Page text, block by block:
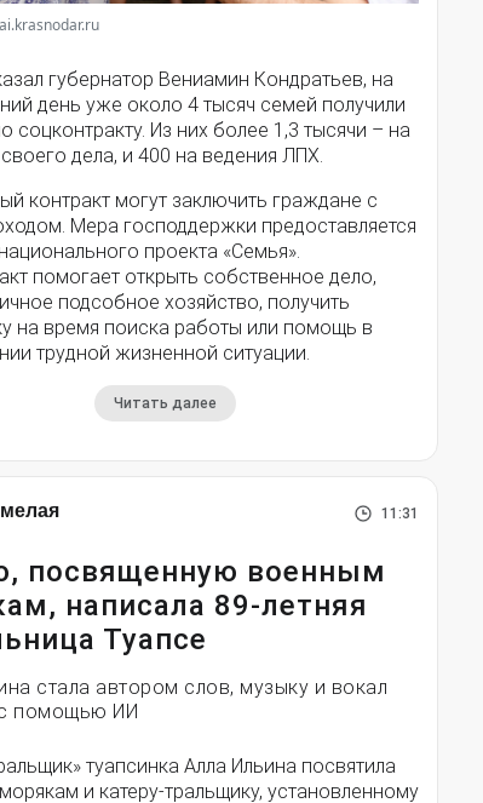
губернатор Вениамин Кондратьев, на
день уже около 4 тысяч семей получили
соцконтракту. Из них более 1,3 тысячи – на
дела, и 400 на ведения ЛПХ.
контракт могут заключить граждане с
Мера господдержки предоставляется
проекта «Семья».
помогает открыть собственное дело,
подсобное хозяйство, получить
на время поиска работы или помощь в
трудной жизненной ситуации.
Читать далее
11:31
посвященную военным
написала 89-летняя
Туапсе
стала автором слов, музыку и вокал
помощью ИИ
туапсинка Алла Ильина посвятила
и катеру-тральщику, установленному